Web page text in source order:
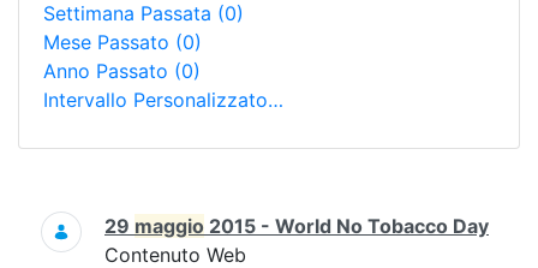
Settimana Passata (0)
Mese Passato (0)
Anno Passato (0)
Intervallo Personalizzato…
Ricerca
29 maggio 2015 - World No Tobacco Day
Contenuto Web